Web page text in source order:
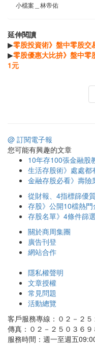
小檔案＿林帝佑
延伸閱讀
▶零股投資術》盤中零股
▶零股優惠大比拚》盤中零
1元
@ 訂閱電子報
您可能有興趣的文章
10年存100張金融股
生活存股術》處處
金融存股必看》壽
從財報、4指標篩優
存股》公開10檔熱
存股名單》4條件篩
關於商周集團
廣告刊登
網站合作
隱私權聲明
文章授權
常見問題
活動總覽
客戶服務專線：０２－２５
傳真：０２－２５０３６９
服務時間：週一至週五